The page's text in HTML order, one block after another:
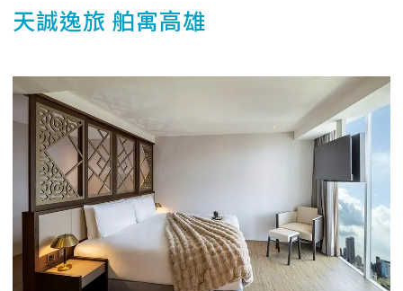
天誠逸旅 舶寓高雄